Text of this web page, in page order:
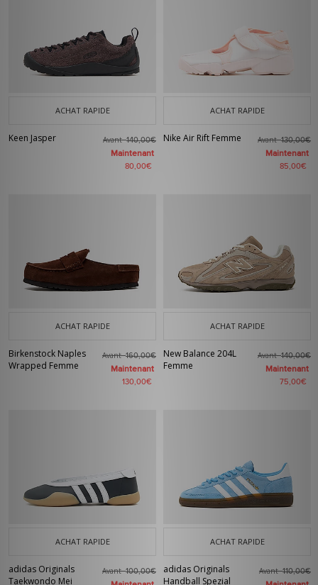
ACHAT RAPIDE
Keen Jasper Avant140,00€
Maintenant
80,00€
ACHAT RAPIDE
Nike Air Rift Femme Avant130,00€
Maintenant
85,00€
ACHAT RAPIDE
Birkenstock Naples
Wrapped Femme
Avant160,00€
Maintenant
130,00€
ACHAT RAPIDE
New Balance 204L
Femme
Avant140,00€
Maintenant
75,00€
ACHAT RAPIDE
adidas Originals
Taekwondo Mei
Avant100,00€
ACHAT RAPIDE
adidas Originals
Handball Spezial
Avant110,00€